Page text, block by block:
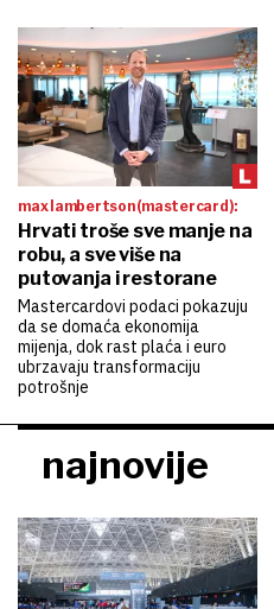
max lambertson (mastercard):
Hrvati troše sve manje na
robu, a sve više na
putovanja i restorane
Mastercardovi podaci pokazuju
da se domaća ekonomija
mijenja, dok rast plaća i euro
ubrzavaju transformaciju
potrošnje
najnovije